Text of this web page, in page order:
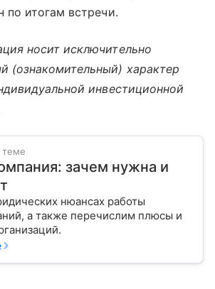
по итогам встречи.
носит исключительно
(ознакомительный) характер
инвестиционной
теме
зачем нужна и
нюансах работы
а также перечислим плюсы и